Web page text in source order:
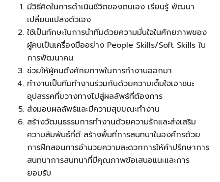
มีวิธีคิดในการดําเนินชีวิตของตนเอง เรียนรู้ พัฒนา
เปลี่ยนแปลงตัวเอง
ใช้เป็นทักษะในการนําทีมด้วยความมั่นใจในศักยภาพของ
ผู้คนเป็นเครื่องมืออย่าง People Skills/Soft Skills ใน
การพัฒนาคน
ช่วยให้ผู้คนดึงศักยภาพในการทํางานออกมา
ทํางานเป็นทีมทํางานร่วมกันด้วยความเต็มใจเอาชนะ
อุปสรรคที่ขวางทางไปสู่ผลลัพธ์ที่ต้องการ
ส่งมอบผลลัพธ์และมีความสุขขณะทํางาน
สร้างวัฒนธรรมการทํางานด้วยความรักและส่งเสริม
ความสัมพันธ์ที่ดี สร้างพื้นที่การสนทนาในองค์กรด้วย
การฝึกสอนการอํานวยความสะดวกการให้คําปรึกษาการ
สนทนาการสนทนาที่มีคุณภาพข้อเสนอแนะและการ
ยอมรับ